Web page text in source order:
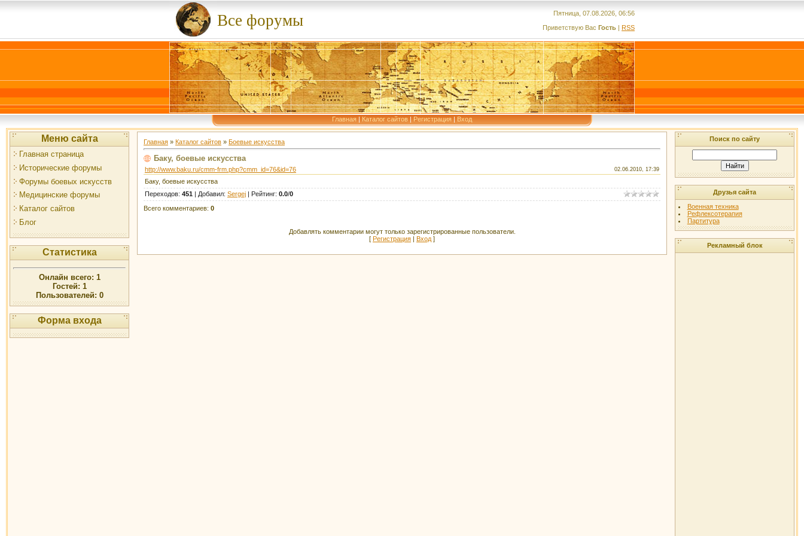
Все форумы
Пятница, 07.08.2026, 06:56
Приветствую Вас Гость | RSS
Главная | Каталог сайтов | Регистрация | Вход
Меню сайта
Главная страница
Исторические форумы
Форумы боевых искусств
Медицинские форумы
Каталог сайтов
Блог
Статистика
Онлайн всего: 1
Гостей: 1
Пользователей: 0
Форма входа
Главная » Каталог сайтов » Боевые искусства
Баку, боевые искусства
http://www.baku.ru/cmm-frm.php?cmm_id=76&id=76 02.06.2010, 17:39
Баку, боевые искусства
Переходов: 451 | Добавил: Sergej | Рейтинг: 0.0/0
Всего комментариев: 0
Добавлять комментарии могут только зарегистрированные пользователи.
[ Регистрация | Вход ]
Поиск по сайту
Друзья сайта
Военная техника
Рефлексотерапия
Партитура
Рекламный блок